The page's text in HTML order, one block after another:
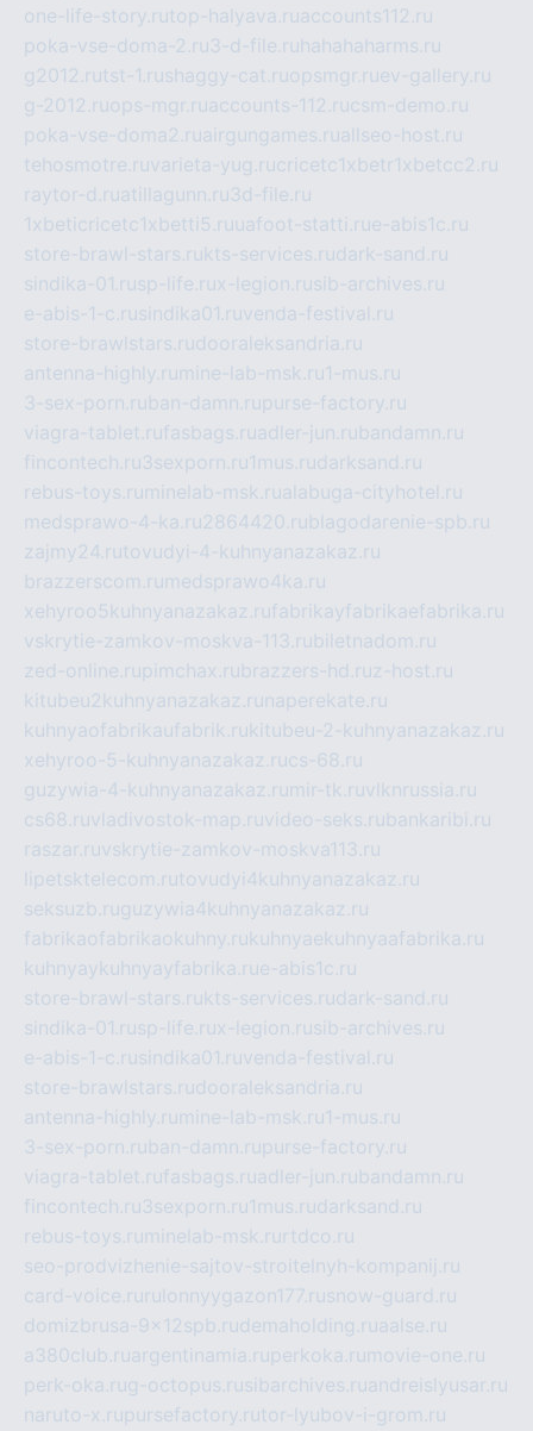
one-life-story.rutop-halyava.ruaccounts112.ru
poka-vse-doma-2.ru3-d-file.ru hahahaharms.ru
g2012.rutst-1.rushaggy-cat.ruopsmgr.ruev-gallery.ru
g-2012.ruops-mgr.ruaccounts-112.rucsm-demo.ru
poka-vse-doma2.ruairgungames.ruallseo-host.ru
tehosmotre.ruvarieta-yug.rucricetc1xbetr1xbetcc2.ru
raytor-d.ruatillagunn.ru3d-file.ru
1xbeticricetc1xbetti5.ruuafoot-statti.rue-abis1c.ru
store-brawl-stars.rukts-services.rudark-sand.ru
sindika-01.rusp-life.rux-legion.rusib-archives.ru
e-abis-1-c.rusindika01.ruvenda-festival.ru
store-brawlstars.rudooraleksandria.ru
antenna-highly.ru mine-lab-msk.ru1-mus.ru
3-sex-porn.ruban-damn.rupurse-factory.ru
viagra-tablet.rufasbags.ruadler-jun.rubandamn.ru
fincontech.ru3sexporn.ru1mus.rudarksand.ru
rebus-toys.ru minelab-msk.rualabuga-cityhotel.ru
medsprawo-4-ka.ru2864420.rublagodarenie-spb.ru
zajmy24.rutovudyi-4-kuhnyanazakaz.ru
brazzerscom.ru medsprawo4ka.ru
xehyroo5kuhnyanazakaz.rufabrikayfabrikaefabrika.ru
vskrytie-zamkov-moskva-113.rubiletnadom.ru
zed-online.rupimchax.rubrazzers-hd.ruz-host.ru
kitubeu2kuhnyanazakaz.ru naperekate.ru
kuhnyaofabrikaufabrik.rukitubeu-2-kuhnyanazakaz.ru
xehyroo-5-kuhnyanazakaz.rucs-68.ru
guzywia-4-kuhnyanazakaz.ru mir-tk.ruvlknrussia.ru
cs68.ruvladivostok-map.ruvideo-seks.rubankaribi.ru
raszar.ruvskrytie-zamkov-moskva113.ru
lipetsktelecom.rutovudyi4kuhnyanazakaz.ru
seksuzb.ruguzywia4kuhnyanazakaz.ru
fabrikaofabrikaokuhny.rukuhnyaekuhnyaafabrika.ru
kuhnyaykuhnyayfabrika.rue-abis1c.ru
store-brawl-stars.rukts-services.rudark-sand.ru
sindika-01.rusp-life.rux-legion.rusib-archives.ru
e-abis-1-c.rusindika01.ruvenda-festival.ru
store-brawlstars.rudooraleksandria.ru
antenna-highly.ru mine-lab-msk.ru1-mus.ru
3-sex-porn.ruban-damn.rupurse-factory.ru
viagra-tablet.rufasbags.ruadler-jun.rubandamn.ru
fincontech.ru3sexporn.ru1mus.rudarksand.ru
rebus-toys.ru minelab-msk.ru rtdco.ru
seo-prodvizhenie-sajtov-stroitelnyh-kompanij.ru
card-voice.ru rulonnyygazon177.rusnow-guard.ru
domizbrusa-9x12spb.rudemaholding.ruaalse.ru
a380club.ruargentinamia.ruperkoka.ru movie-one.ru
perk-oka.rug-octopus.rusibarchives.ruandreislyusar.ru
naruto-x.rupursefactory.rutor-lyubov-i-grom.ru